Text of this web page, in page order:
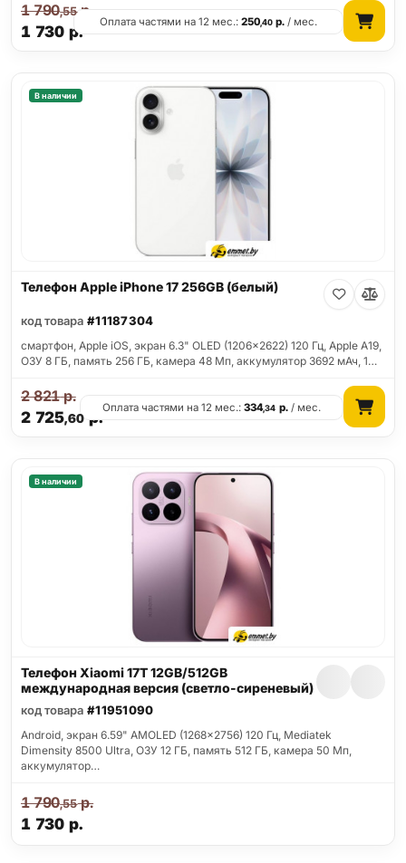
1 730 р.
1 790,55р.
Оплата частями на 12 мес.:250,40 р. / мес.
В наличии
Телефон Apple iPhone 17 256GB (белый)
код товара #11187304
смартфон, Apple iOS, экран 6.3" OLED (1206x2622) 120 Гц, Apple A19,
ОЗУ 8 ГБ, память 256 ГБ, камера 48 Мп, аккумулятор 3692 мАч, 1…
2 725,60 р.
2 821р.
Оплата частями на 12 мес.:334,34 р./ мес.
В наличии
Телефон Xiaomi 17T 12GB/512GB
международная версия (светло-сиреневый)
код товара #11951090
Android, экран 6.59" AMOLED (1268x2756) 120 Гц, Mediatek
Dimensity 8500 Ultra, ОЗУ 12 ГБ, память 512 ГБ, камера 50 Мп,
аккумулятор…
1 730 р.
1 790,55р.